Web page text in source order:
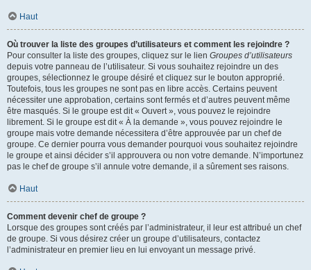
Haut
Où trouver la liste des groupes d’utilisateurs et comment les rejoindre ?
Pour consulter la liste des groupes, cliquez sur le lien Groupes d’utilisateurs
depuis votre panneau de l’utilisateur. Si vous souhaitez rejoindre un des
groupes, sélectionnez le groupe désiré et cliquez sur le bouton approprié.
Toutefois, tous les groupes ne sont pas en libre accès. Certains peuvent
nécessiter une approbation, certains sont fermés et d’autres peuvent même
être masqués. Si le groupe est dit « Ouvert », vous pouvez le rejoindre
librement. Si le groupe est dit « À la demande », vous pouvez rejoindre le
groupe mais votre demande nécessitera d’être approuvée par un chef de
groupe. Ce dernier pourra vous demander pourquoi vous souhaitez rejoindre
le groupe et ainsi décider s’il approuvera ou non votre demande. N’importunez
pas le chef de groupe s’il annule votre demande, il a sûrement ses raisons.
Haut
Comment devenir chef de groupe ?
Lorsque des groupes sont créés par l’administrateur, il leur est attribué un chef
de groupe. Si vous désirez créer un groupe d’utilisateurs, contactez
l’administrateur en premier lieu en lui envoyant un message privé.